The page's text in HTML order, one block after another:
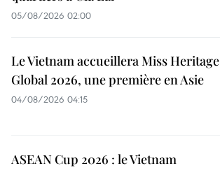
05/08/2026 02:00
Le Vietnam accueillera Miss Heritage
Global 2026, une première en Asie
04/08/2026 04:15
ASEAN Cup 2026 : le Vietnam